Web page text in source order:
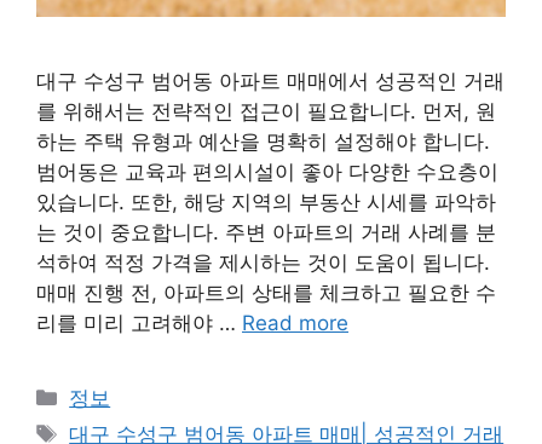
대구 수성구 범어동 아파트 매매에서 성공적인 거래
를 위해서는 전략적인 접근이 필요합니다. 먼저, 원
하는 주택 유형과 예산을 명확히 설정해야 합니다.
범어동은 교육과 편의시설이 좋아 다양한 수요층이
있습니다. 또한, 해당 지역의 부동산 시세를 파악하
는 것이 중요합니다. 주변 아파트의 거래 사례를 분
석하여 적정 가격을 제시하는 것이 도움이 됩니다.
매매 진행 전, 아파트의 상태를 체크하고 필요한 수
리를 미리 고려해야 … Read more
Categories
정보
Tags
대구 수성구 범어동 아파트 매매| 성공적인 거래